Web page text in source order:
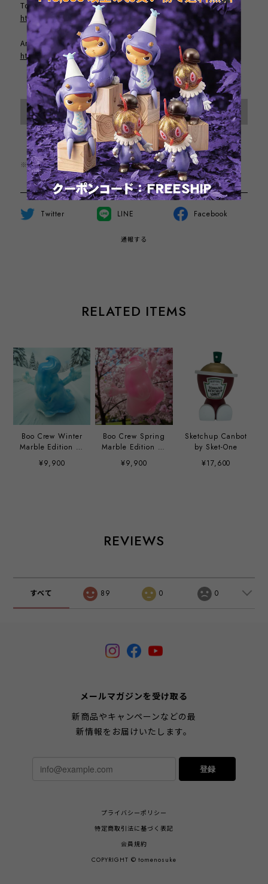
Tomenosuke Blog / ブログ
http://tenshu53.exblog.jp/
Artist Home Page / 作者のサイト
http://www.sket-one.com/
International shipping available
Sold out
日本国内にお住まいの方向け
※この商品は1点までのご注文とさせていただきます。
Twitter LINE Facebook
通報する
RELATED ITEMS
Boo Crew Winter
Marble Edition by
Sket-One
¥9,900
Boo Crew Spring
Marble Edition by
Sket-One
¥9,900
Sketchup Canbot
by Sket-One
¥17,600
REVIEWS
すべて 89 0 0
メールマガジンを受け取る
新商品やキャンペーンなどの最
新情報をお届けいたします。
登録
プライバシーポリシー
特定商取引法に基づく表記
会員規約
COPYRIGHT © tomenosuke